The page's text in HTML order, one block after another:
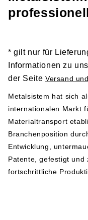
Links zu den
vor der Installation
Sicherheitshinweis 1
Metalsistem
Viale dell’Industria 2
38068 Rovereto
Italy
Telefonnummer: +39
* gilt nur für
Informationen zu
der Seite Versand
Metalsistem hat sich
internationalen Markt
Materialtransport
Branchenposition
Entwicklung,
Patente, gefestigt und
fortschrittliche